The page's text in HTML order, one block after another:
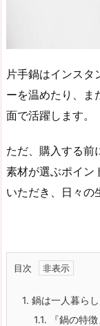
片手鍋はインスタ
ーを温めたり、ま
面で活躍します。
ただ、購入する前
素材が選ぶポイン
いただき、日々の
目次
1. 鍋は一人暮ら
1.1. 『鍋の特徴